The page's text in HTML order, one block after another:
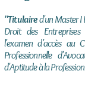
"Titulaired'un Master I
Droit des Entreprises
l'examen d'accès au
Professionnelle
d'Aptitude à la